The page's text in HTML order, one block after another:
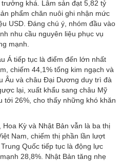
khá. Lâm sản đạt 5,82 tỷ
phẩm chăn nuôi ghi nhận mức
USD. Đáng chú ý, nhóm đầu vào
nhu cầu nguyên liệu phục vụ
mạnh.
Á tiếp tục là điểm đến lớn nhất
chiếm 44,1% tổng kim ngạch và
Âu và châu Đại Dương duy trì đà
lại, xuất khẩu sang châu Mỹ
tới 26%, cho thấy những khó khăn
Kỳ và Nhật Bản vẫn là ba thị
Nam, chiếm thị phần lần lượt
Quốc tiếp tục là động lực
28,8%. Nhật Bản tăng nhẹ